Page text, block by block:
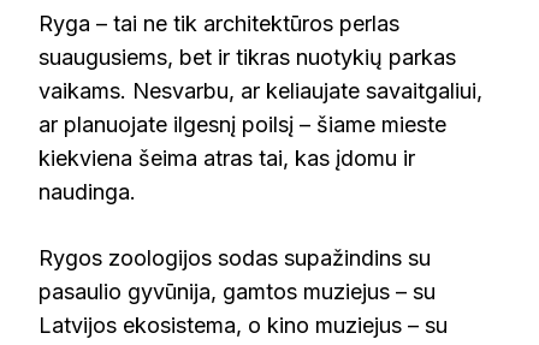
Ryga – tai ne tik architektūros perlas
suaugusiems, bet ir tikras nuotykių parkas
vaikams. Nesvarbu, ar keliaujate savaitgaliui,
ar planuojate ilgesnį poilsį – šiame mieste
kiekviena šeima atras tai, kas įdomu ir
naudinga.
Rygos zoologijos sodas supažindins su
pasaulio gyvūnija, gamtos muziejus – su
Latvijos ekosistema, o kino muziejus – su